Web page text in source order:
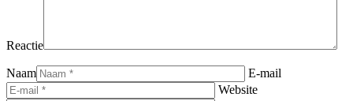
Reactie
Naam
E-mail
Website